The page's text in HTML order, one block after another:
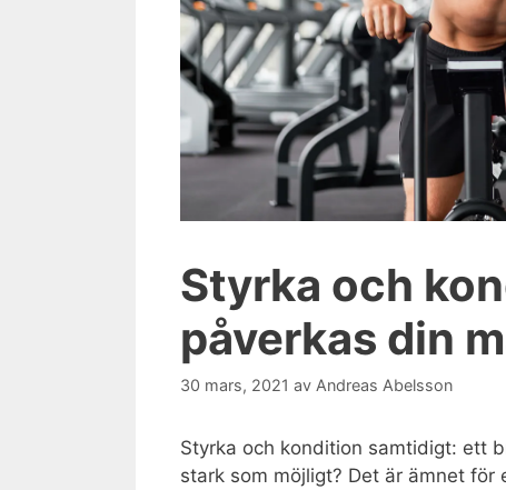
Styrka och
påverkas din
30 mars, 2021 av Andreas Abelsson
Styrka och kondition samtidigt: ett
stark som möjligt? Det är ämnet för